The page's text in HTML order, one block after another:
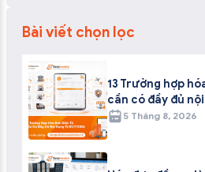
Bài viết chọn lọc
13 Trường hợp
cần có đầy đủ
5 Tháng 8, 2026